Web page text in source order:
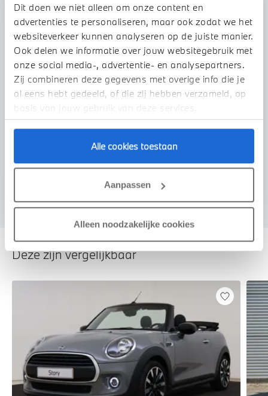
Dit doen we niet alleen om onze content en
advertenties te personaliseren, maar ook zodat we het
websiteverkeer kunnen analyseren op de juiste manier.
Ook delen we informatie over jouw websitegebruik met
onze social media-, advertentie- en analysepartners.
Zij combineren deze gegevens met overige info die je
al eens hebt gedeeld, of die zij hebben verzameld, op
basis van jouw gebruik van deze services.
Alle cookies toestaan
Aanpassen
Alleen noodzakelijke cookies
Uw auto inruilen?
U vertelt meer over uw auto
We verrekenen de waarde van uw auto
Deze zijn vergelijkbaar